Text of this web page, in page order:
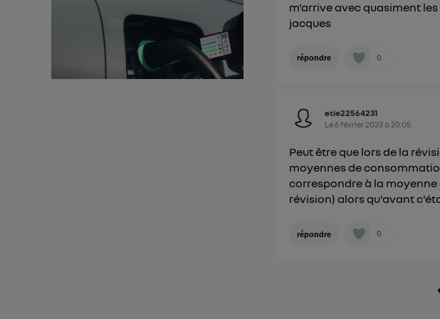
m'arrive avec quasiment
jacques
répondre 0
etie22564231
Le6 février 2023 à 20:05
Peut être que lors de la
moyennes de
correspondre à la moyenne
révision) alors qu'avant
répondre 0